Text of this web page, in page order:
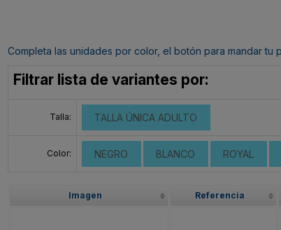
Completa las unidades por color, el botón para mandar tu
Filtrar lista de variantes por:
Talla: TALLA ÚNICA ADULTO
Color: NEGRO BLANCO ROYAL
Imagen Referencia